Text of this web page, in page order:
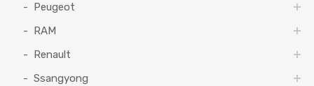
Peugeot
RAM
Renault
Ssangyong